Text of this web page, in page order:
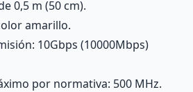
0,5 m (50 cm).
amarillo.
10Gbps (10000Mbps)
por normativa: 500 MHz.